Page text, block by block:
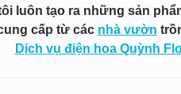
luôn tạo ra những sản
cấp từ các nhà vườn
Dịch vụ điện hoa Quỳnh